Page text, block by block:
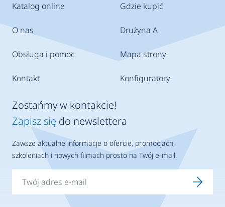
Katalog online
O nas
Obsługa i pomoc
Kontakt
Gdzie kupić
Drużyna A
Mapa strony
Konfiguratory
Zostańmy w kontakcie!
Zapisz się do newslettera
Zawsze aktualne informacje o ofercie, promocjach,
szkoleniach i nowych filmach prosto na Twój e-mail.